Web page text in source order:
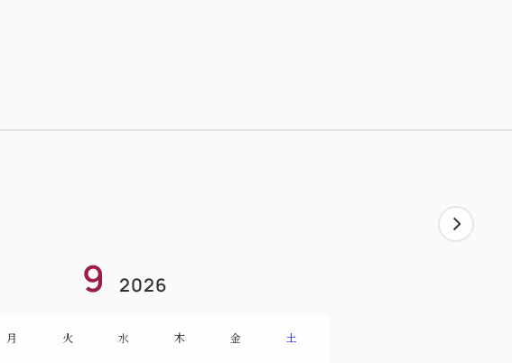
9 2026
月 火 水 木 金 土